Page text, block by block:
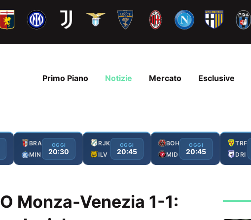
Primo Piano Notizie Mercato Esclusive
BRA
MIN
OGGI
20:30
RJK
ILV
OGGI
20:45
BOH
MID
OGGI
20:45
TRF
DRI
Monza-Venezia 1-1: